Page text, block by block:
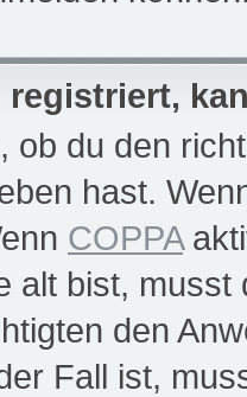
registriert,
ob du den
hast.
COPPA
alt bist,
den
Fall ist,